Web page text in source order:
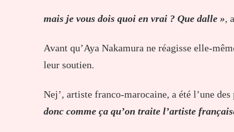
mais je vous dois quoi en vrai ? Que dalle »,
Avant qu’Aya Nakamura ne réagisse elle-
leur soutien.
Nej’, artiste franco-marocaine, a été l’une
donc comme ça qu’on traite l’artiste